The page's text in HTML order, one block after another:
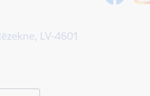
LV-4601